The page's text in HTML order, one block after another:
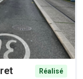
Réalisé